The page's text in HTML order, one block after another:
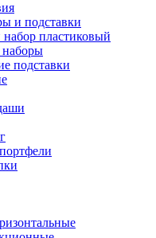
и подставки
пластиковый
наборы
подставки